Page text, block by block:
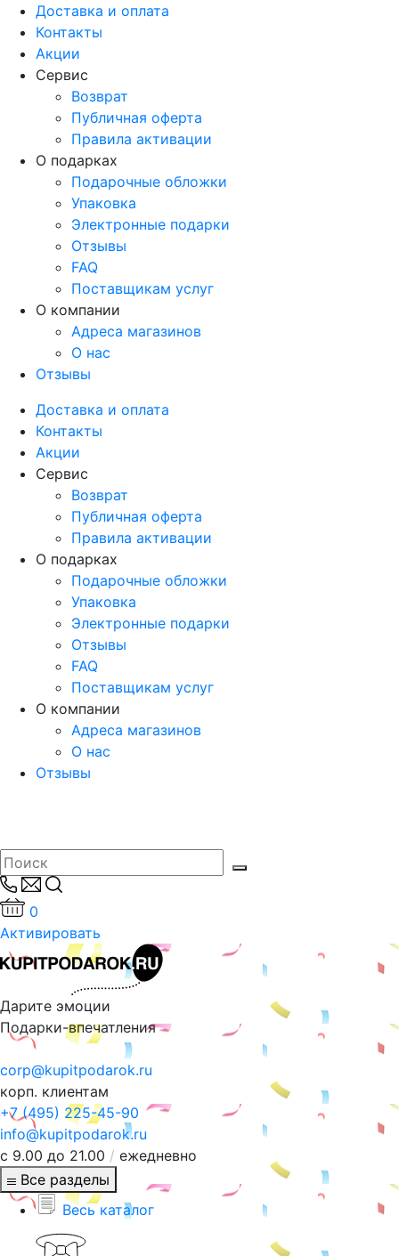
Доставка и оплата
Контакты
Акции
Сервис
Возврат
Публичная оферта
Правила активации
О подарках
Подарочные обложки
Упаковка
Электронные подарки
Отзывы
FAQ
Поставщикам услуг
О компании
Адреса магазинов
О нас
Отзывы
Доставка и оплата
Контакты
Акции
Сервис
Возврат
Публичная оферта
Правила активации
О подарках
Подарочные обложки
Упаковка
Электронные подарки
Отзывы
FAQ
Поставщикам услуг
О компании
Адреса магазинов
О нас
Отзывы
0
Активировать
Дарите эмоции
Подарки-впечатления
corp@kupitpodarok.ru
корп. клиентам
+7 (495) 225-45-90
info@kupitpodarok.ru
с 9.00 до 21.00 / ежедневно
Все разделы
Весь каталог